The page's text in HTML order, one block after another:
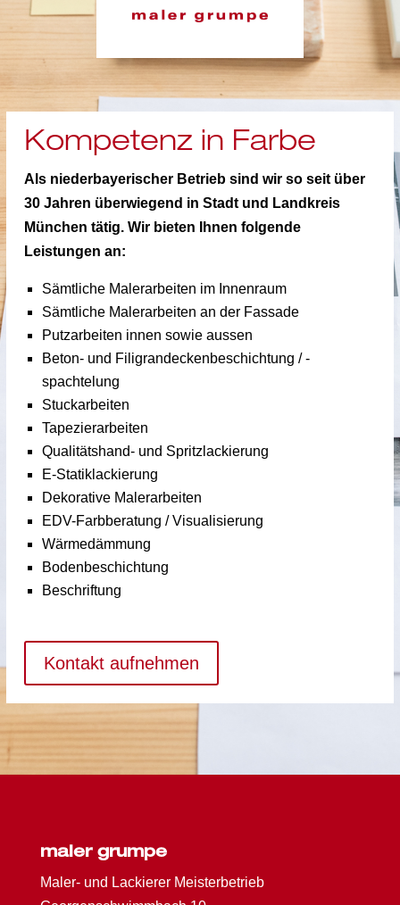
Kompetenz in Farbe
Als niederbayerischer Betrieb sind wir so seit über
30 Jahren überwiegend in Stadt und Landkreis
München tätig. Wir bieten Ihnen folgende
Leistungen an:
Sämtliche Malerarbeiten im Innenraum
Sämtliche Malerarbeiten an der Fassade
Putzarbeiten innen sowie aussen
Beton- und Filigrandecken­beschichtung / -
spachtelung
Stuckarbeiten
Tapezierarbeiten
Qualitätshand- und Spritzlackierung
E-Statiklackierung
Dekorative Malerarbeiten
EDV-Farbberatung / Visuali­sierung
Wärmedämmung
Bodenbeschichtung
Beschriftung
Kontakt aufnehmen
maler grumpe
Maler- und Lackierer Meisterbetrieb